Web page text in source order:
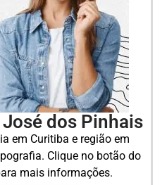
dos Pinhais
em Curitiba e região em
Clique no botão do
mais informações.